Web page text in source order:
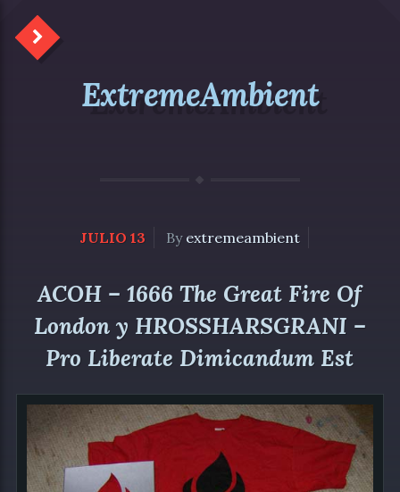
ExtremeAmbient
JULIO 13 By extremeambient
ACOH – 1666 The Great Fire Of
London y HROSSHARSGRANI –
Pro Liberate Dimicandum Est